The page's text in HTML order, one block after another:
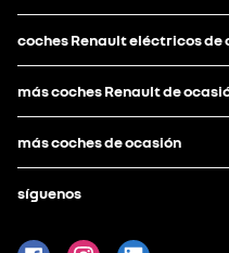
coches Renault eléctricos de
más coches Renault de
más coches de ocasión
síguenos